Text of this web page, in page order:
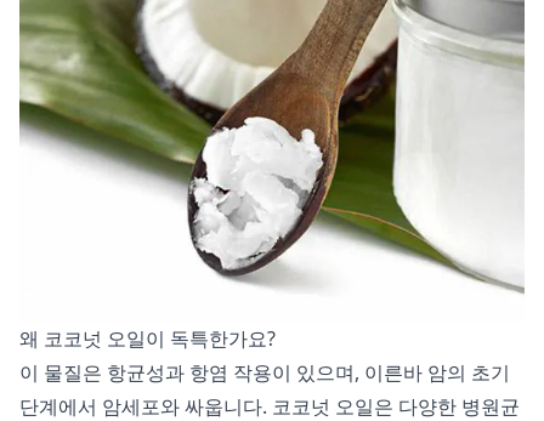
왜 코코넛 오일이 독특한가요?
이 물질은 항균성과 항염 작용이 있으며, 이른바 암의 초기
단계에서 암세포와 싸웁니다. 코코넛 오일은 다양한 병원균